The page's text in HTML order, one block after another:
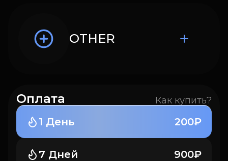
OTHER
Оплата Как купить?
1 День 200₽
7 Дней 900₽